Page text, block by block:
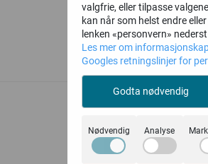
valgfrie, eller tilpasse
kan når som helst endre
lenken «personvern»
Les mer om
Googles retningslinjer for
Godta nødvendig
Nødvendig Analyse